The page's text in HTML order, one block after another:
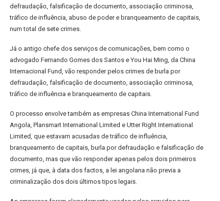
defraudação, falsificação de documento, associação criminosa,
tráfico de influência, abuso de poder e branqueamento de capitais,
num total de sete crimes.
Já o antigo chefe dos serviços de comunicações, bem como o
advogado Fernando Gomes dos Santos e You Hai Ming, da China
Internacional Fund, vão responder pelos crimes de burla por
defraudação, falsificação de documento, associação criminosa,
tráfico de influência e branqueamento de capitais.
O processo envolve também as empresas China International Fund
Angola, Plansmart International Limited e Utter Right International
Limited, que estavam acusadas de tráfico de influência,
branqueamento de capitais, burla por defraudação e falsificação de
documento, mas que vão responder apenas pelos dois primeiros
crimes, já que, à data dos factos, a lei angolana não previa a
criminalização dos dois últimos tipos legais.